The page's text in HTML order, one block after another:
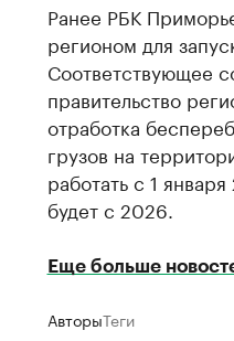
Ранее РБК
регионом для
Соответствующее
правительство
отработка
грузов на
работать с 1
будет с 2026.
Еще больше
АвторыТеги